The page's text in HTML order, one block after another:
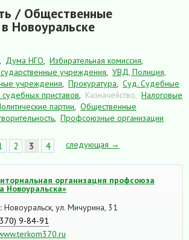
/ Общественные
Новоуральске
Дума НГО Избирательная комиссия
учреждения
УВД, Полиция,
учреждения Прокуратура
Суд. Судебные
приставов Казначейство,
Налоговые
партии
Общественные
Профсоюзные организации
2 3 4 следующая →
организация профсоюза
Новоуральска»
Новоуральск, ул. Мичурина, 31
9-84-91